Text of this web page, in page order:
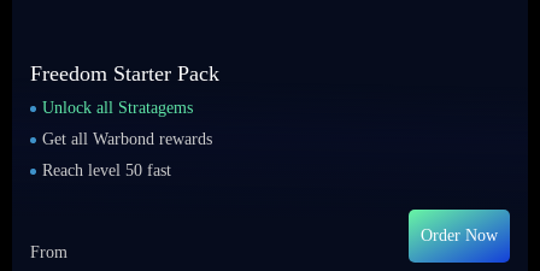
Freedom Starter Pack
Unlock all Stratagems
Get all Warbond rewards
Reach level 50 fast
From
Order Now